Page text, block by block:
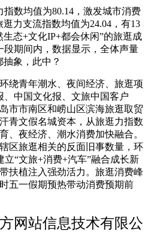
数均值为80.14，激发城市消费
力支流指数均值为24.04，有13
态+文化IP+都会休闲”的旅逛成
段期间内，数据显示，全体声量
象，此中？
青年潮水、夜间经济、旅逛项
、中国文化报、文旅中国客户
市市南区和崂山区滨海旅逛取贸
青文假名城资本，从旅逛力指数
、夜经济、潮水消费加快融合。
区旅逛相关的反面旧事数量，环
立“文旅+消费+汽车”融合成长新
扶植注入强劲活力。旅逛消费峰
五一假期预热带动消费预期前
网站信息技术有限公